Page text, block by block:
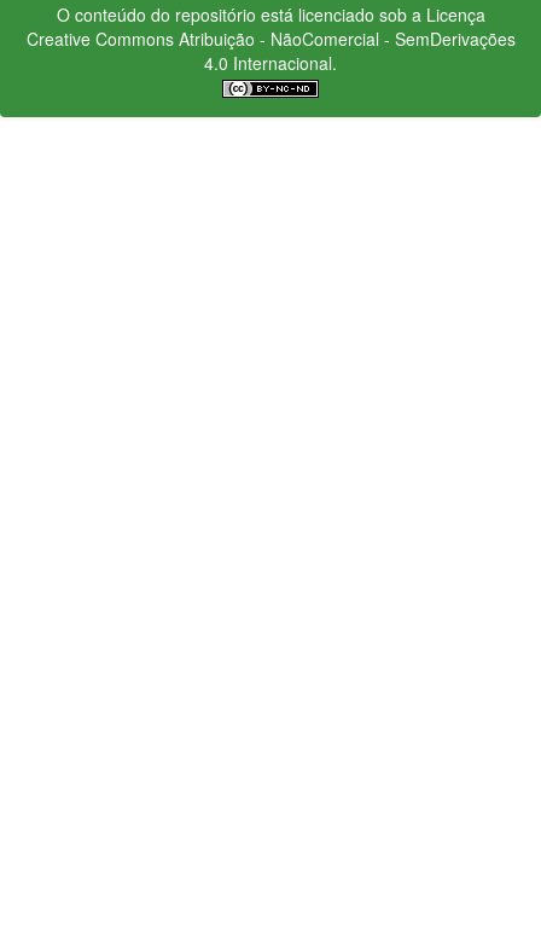
O conteúdo do repositório está licenciado sob a Licença
Creative CommonsAtribuição - NãoComercial - SemDerivações
4.0 Internacional.